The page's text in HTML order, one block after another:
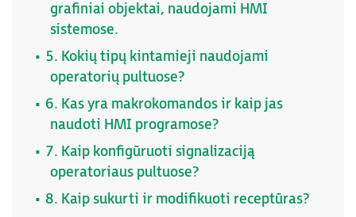
grafiniai objektai, naudojami HMI
sistemose.
5. Kokių tipų kintamieji naudojami
operatorių pultuose?
6. Kas yra makrokomandos ir kaip jas
naudoti HMI programose?
7. Kaip konfigūruoti signalizaciją
operatoriaus pultuose?
8. Kaip sukurti ir modifikuoti receptūras?